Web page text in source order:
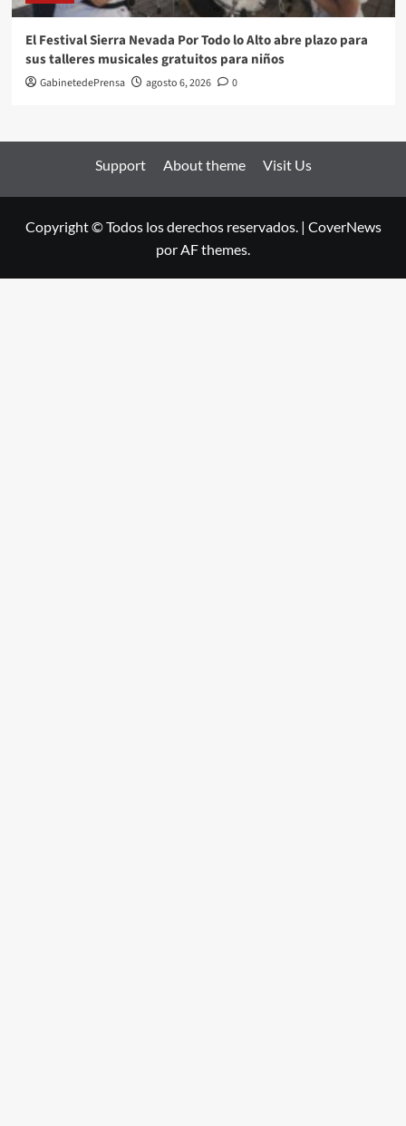
El Festival Sierra Nevada Por Todo lo Alto abre plazo para
sus talleres musicales gratuitos para niños
GabinetedePrensa agosto 6, 2026 0
Support About theme Visit Us
Copyright © Todos los derechos reservados. | CoverNews
por AF themes.